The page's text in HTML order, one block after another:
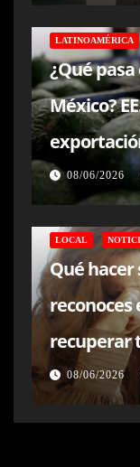
LATINOAMÉRICA
¿Qué
México?
08/06/2026
LOCAL
Qué hacer
reconoces
recuperar
08/06/2026